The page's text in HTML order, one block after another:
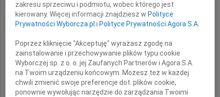
zakresu sprzeciwu i podmiotu, wobec którego jest
kierowany. Więcej informacji znajdziesz w Polityce
Prywatności Wyborcza.pl i Polityce Prywatności Agora S.A.
Poprzez kliknięcie "Akceptuję" wyrażasz zgodę na
zainstalowanie i przechowywanie plików typu cookie
Wyborczej sp. z o. o. jej Zaufanych Partnerów i Agora S.A.
na Twoim urządzeniu końcowym. Możesz też w każdej
chwili zmienić swoje preferencje dot. plików cookie,
ponownie wywołując narzędzie do zarządzania Twoimi